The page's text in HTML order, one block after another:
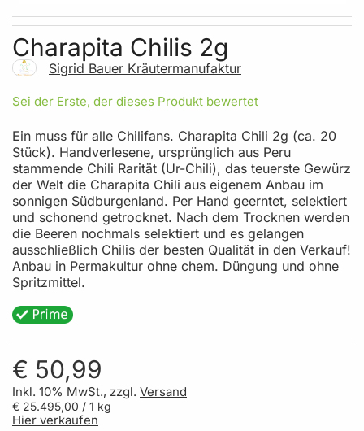
Skip to the beginning of the images gallery
Charapita Chilis 2g
Sigrid Bauer Kräutermanufaktur
Sei der Erste, der dieses Produkt bewertet
Ein muss für alle Chilifans. Charapita Chili 2g (ca. 20
Stück). Handverlesene, ursprünglich aus Peru
stammende Chili Rarität (Ur-Chili), das teuerste Gewürz
der Welt die Charapita Chili aus eigenem Anbau im
sonnigen Südburgenland. Per Hand geerntet, selektiert
und schonend getrocknet. Nach dem Trocknen werden
die Beeren nochmals selektiert und es gelangen
ausschließlich Chilis der besten Qualität in den Verkauf!
Anbau in Permakultur ohne chem. Düngung und ohne
Spritzmittel.
€ 50,99
Inkl. 10% MwSt., zzgl. Versand
€ 25.495,00 / 1 kg
Hier verkaufen